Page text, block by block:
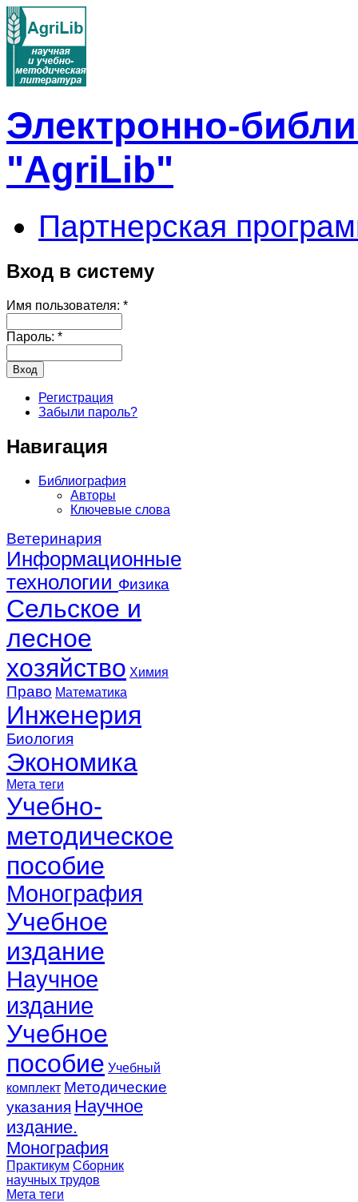
Электронно-
"AgriLib"
Партнерская
Вход в систему
Имя пользователя: *
Пароль: *
Регистрация
Забыли пароль?
Навигация
Библиография
Авторы
Ключевые слова
Ветеринария
Информационные
технологии Физика
Сельское и
лесное
хозяйство Химия
Право Математика
Инженерия
Биология
Экономика
Мета теги
Учебно-
методическое
пособие
Монография
Учебное
издание
Научное
издание
Учебное
пособие Учебный
комплект Методические
указания Научное
издание.
Монография
Практикум Сборник
научных трудов
Мета теги